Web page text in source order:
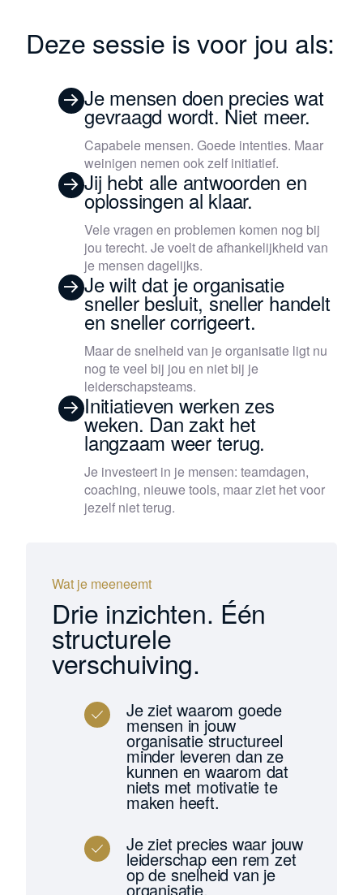
Deze sessie is voor jou als:
Je mensen doen precies wat
gevraagd wordt. Niet meer.
Capabele mensen. Goede intenties. Maar
weinigen nemen ook zelf initiatief.
Jij hebt alle antwoorden en
oplossingen al klaar.
Vele vragen en problemen komen nog bij
jou terecht. Je voelt de afhankelijkheid van
je mensen dagelijks.
Je wilt dat je organisatie
sneller besluit, sneller handelt
en sneller corrigeert.
Maar de snelheid van je organisatie ligt nu
nog te veel bij jou en niet bij je
leiderschapsteams.
Initiatieven werken zes
weken. Dan zakt het
langzaam weer terug.
Je investeert in je mensen: teamdagen,
coaching, nieuwe tools, maar ziet het voor
jezelf niet terug.
Wat je meeneemt
Drie inzichten. Één
structurele
verschuiving.
Je ziet waarom goede
mensen in jouw
organisatie structureel
minder leveren dan ze
kunnen en waarom dat
niets met motivatie te
maken heeft.
Je ziet precies waar jouw
leiderschap een rem zet
op de snelheid van je
organisatie.